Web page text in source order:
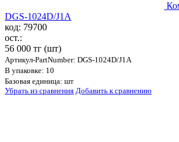
DGS-1024D/J1A
код: 79700
ост.:
56 000 тг (шт)
Артикул-PartNumber: DGS-1024D/J1A
В упаковке: 10
Базовая единица: шт
Убрать из сравнения Добавить к сравнению